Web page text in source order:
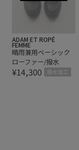
ADAM ET ROPÉ
FEMME
晴雨兼用ベーシック
ローファー/撥水
¥14,300 撥水加工